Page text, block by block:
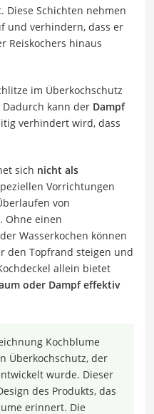
Diese Schichten nehmen
und verhindern, dass er
Reiskochers hinaus
im Überkochschutz
kann der Dampf
verhindert wird, dass
sich nicht als
Vorrichtungen
von
Ohne einen
Wasserkochen können
den Topfrand steigen und
allein bietet
oder Dampf effektiv
Kochblume
Überkochschutz, der
wurde. Dieser
des Produkts, das
erinnert. Die